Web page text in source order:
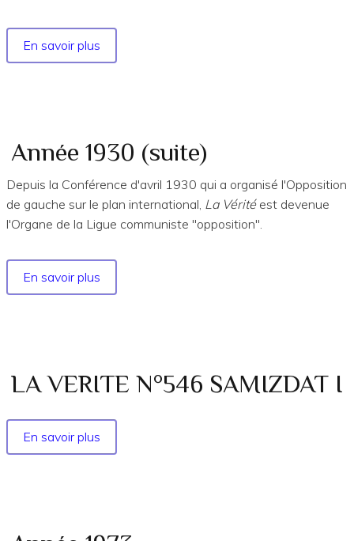
En savoir plus
Année
Année 1930 (suite)
Depuis la Conférence d'avril 1930 qui a organisé l'Opposition
de gauche sur le plan international, La Véritéest devenue
l'Organe de la Ligue communiste "opposition".
En savoir plus
Année
LA VERITE N°546 SAMIZDAT I
En savoir plus
LA
I